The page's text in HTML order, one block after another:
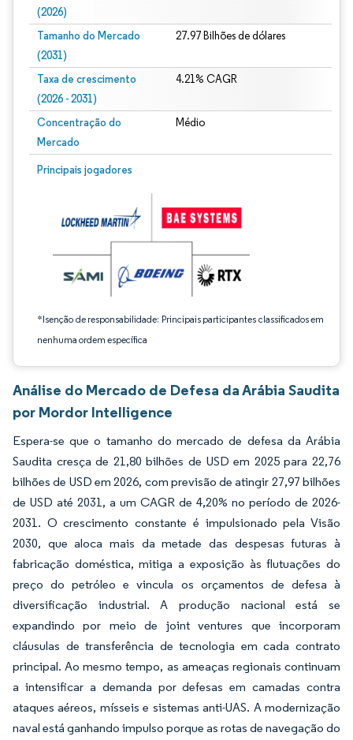
(2026)
Tamanho do Mercado
(2031)
27.97 Bilhões de dólares
Taxa de crescimento
(2026 - 2031)
4.21% CAGR
Concentração do
Mercado
Médio
Principais jogadores
*Isenção de responsabilidade: Principais participantes classificados em
nenhuma ordem específica
Imagem © Mordor Intelligence. O reuso requer atribuição conforme CC BY 4.0.
Análise do Mercado de Defesa da Arábia Saudita
por Mordor Intelligence
Espera-se que o tamanho do mercado de defesa da Arábia
Saudita cresça de 21,80 bilhões de USD em 2025 para 22,76
bilhões de USD em 2026, com previsão de atingir 27,97 bilhões
de USD até 2031, a um CAGR de 4,20% no período de 2026-
2031. O crescimento constante é impulsionado pela Visão
2030, que aloca mais da metade das despesas futuras à
fabricação doméstica, mitiga a exposição às flutuações do
preço do petróleo e vincula os orçamentos de defesa à
diversificação industrial. A produção nacional está se
expandindo por meio de joint ventures que incorporam
cláusulas de transferência de tecnologia em cada contrato
principal. Ao mesmo tempo, as ameaças regionais continuam
a intensificar a demanda por defesas em camadas contra
ataques aéreos, mísseis e sistemas anti-UAS. A modernização
naval está ganhando impulso porque as rotas de navegação do